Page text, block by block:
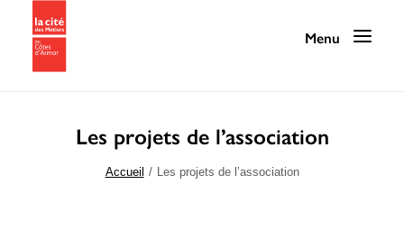
Programmation
Les projets de l’association
Accueil Les projets de l’association